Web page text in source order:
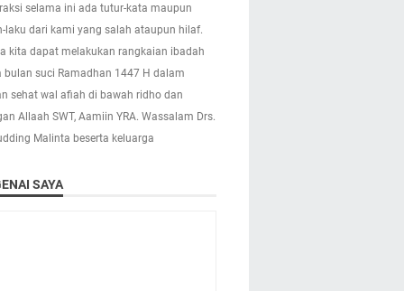
selama ini ada tutur-kata maupun
laku dari kami yang salah ataupun hilaf.
kita dapat melakukan rangkaian ibadah
bulan suci Ramadhan 1447 H dalam
sehat wal afiah di bawah ridho dan
Allaah SWT, Aamiin YRA. Wassalam Drs.
Malinta beserta keluarga
SAYA